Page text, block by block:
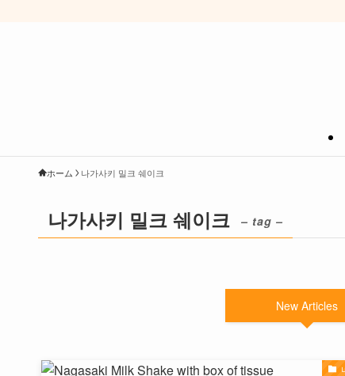
ホーム 나가사키 밀크 쉐이크
나가사키 밀크 쉐이크 – tag –
New Articles